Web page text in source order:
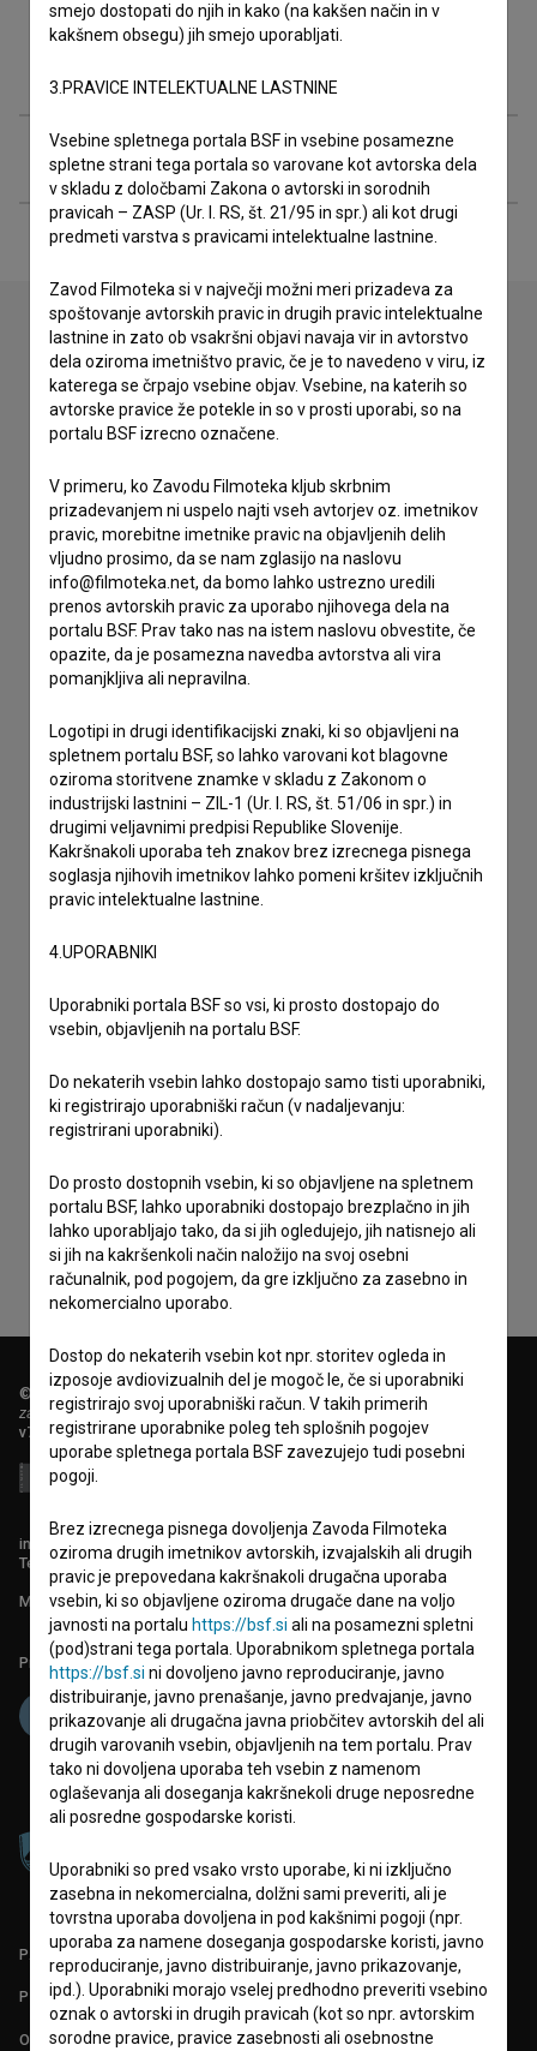
Razširjeni podatki
Stik z uredništvom
Spoštovani, s pomočjo spodnjega obrazca lahko stopite v
stik z uredništvom Baze slovenskih filmov. Veseli bomo vaših
imam vprašanje
prijavljam napako
želim dodati podatke
drugo
zbiranje, hrambo in obdelavo osebnih podatkov.
© 2018-2026, Filmoteka,
zavod za širjenje filmske kulture
v7.151.0
info@filmoteka.si
Tehnična pomoč: podpora@bsf.si
Mednarodna številka ISSN 2670-787X
Projekt sofinancira:
PARTNERJI
POGOJI UPORABE
O PROJEKTU
smejo dostopati do njih in kako (na kakšen način in v
kakšnem obsegu) jih smejo uporabljati.
3.PRAVICE INTELEKTUALNE LASTNINE
Vsebine spletnega portala BSF in vsebine posamezne
spletne strani tega portala so varovane kot avtorska dela
v skladu z določbami Zakona o avtorski in sorodnih
pravicah – ZASP (Ur. l. RS, št. 21/95 in spr.) ali kot drugi
predmeti varstva s pravicami intelektualne lastnine.
Zavod Filmoteka si v največji možni meri prizadeva za
spoštovanje avtorskih pravic in drugih pravic intelektualne
lastnine in zato ob vsakršni objavi navaja vir in avtorstvo
dela oziroma imetništvo pravic, če je to navedeno v viru, iz
katerega se črpajo vsebine objav. Vsebine, na katerih so
avtorske pravice že potekle in so v prosti uporabi, so na
portalu BSF izrecno označene.
V primeru, ko Zavodu Filmoteka kljub skrbnim
prizadevanjem ni uspelo najti vseh avtorjev oz. imetnikov
pravic, morebitne imetnike pravic na objavljenih delih
vljudno prosimo, da se nam zglasijo na naslovu
info@filmoteka.net, da bomo lahko ustrezno uredili
prenos avtorskih pravic za uporabo njihovega dela na
portalu BSF. Prav tako nas na istem naslovu obvestite, če
opazite, da je posamezna navedba avtorstva ali vira
pomanjkljiva ali nepravilna.
Logotipi in drugi identifikacijski znaki, ki so objavljeni na
spletnem portalu BSF, so lahko varovani kot blagovne
oziroma storitvene znamke v skladu z Zakonom o
industrijski lastnini – ZIL-1 (Ur. l. RS, št. 51/06 in spr.) in
drugimi veljavnimi predpisi Republike Slovenije.
Kakršnakoli uporaba teh znakov brez izrecnega pisnega
soglasja njihovih imetnikov lahko pomeni kršitev izključnih
pravic intelektualne lastnine.
4.UPORABNIKI
Uporabniki portala BSF so vsi, ki prosto dostopajo do
vsebin, objavljenih na portalu BSF.
Do nekaterih vsebin lahko dostopajo samo tisti uporabniki,
ki registrirajo uporabniški račun (v nadaljevanju:
registrirani uporabniki).
Do prosto dostopnih vsebin, ki so objavljene na spletnem
portalu BSF, lahko uporabniki dostopajo brezplačno in jih
lahko uporabljajo tako, da si jih ogledujejo, jih natisnejo ali
si jih na kakršenkoli način naložijo na svoj osebni
računalnik, pod pogojem, da gre izključno za zasebno in
nekomercialno uporabo.
Dostop do nekaterih vsebin kot npr. storitev ogleda in
izposoje avdiovizualnih del je mogoč le, če si uporabniki
registrirajo svoj uporabniški račun. V takih primerih
registrirane uporabnike poleg teh splošnih pogojev
uporabe spletnega portala BSF zavezujejo tudi posebni
pogoji.
Brez izrecnega pisnega dovoljenja Zavoda Filmoteka
oziroma drugih imetnikov avtorskih, izvajalskih ali drugih
pravic je prepovedana kakršnakoli drugačna uporaba
vsebin, ki so objavljene oziroma drugače dane na voljo
javnosti na portalu https://bsf.si ali na posamezni spletni
(pod)strani tega portala. Uporabnikom spletnega portala
https://bsf.si ni dovoljeno javno reproduciranje, javno
distribuiranje, javno prenašanje, javno predvajanje, javno
prikazovanje ali drugačna javna priobčitev avtorskih del ali
drugih varovanih vsebin, objavljenih na tem portalu. Prav
tako ni dovoljena uporaba teh vsebin z namenom
oglaševanja ali doseganja kakršnekoli druge neposredne
ali posredne gospodarske koristi.
Uporabniki so pred vsako vrsto uporabe, ki ni izključno
zasebna in nekomercialna, dolžni sami preveriti, ali je
tovrstna uporaba dovoljena in pod kakšnimi pogoji (npr.
uporaba za namene doseganja gospodarske koristi, javno
reproduciranje, javno distribuiranje, javno prikazovanje,
ipd.). Uporabniki morajo vselej predhodno preveriti vsebino
oznak o avtorski in drugih pravicah (kot so npr. avtorskim
sorodne pravice, pravice zasebnosti ali osebnostne